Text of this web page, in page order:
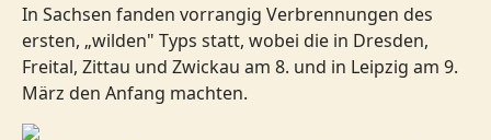
In Sachsen fanden vorrangig Verbrennungen des
ersten, „wilden" Typs statt, wobei die in Dresden,
Freital, Zittau und Zwickau am 8. und in Leipzig am 9.
März den Anfang machten.